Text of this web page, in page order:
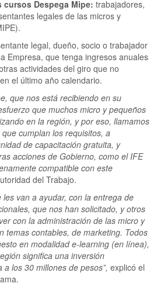
Despega Mipe: trabajadores,
legales de las micros y
legal, dueño, socio o trabajador
Empresa, que tenga ingresos anuales
actividades del giro que no
el último año calendario.
que nos está recibiendo en su
que muchos micro y pequeños
en la región, y por eso, llamamos
cumplan los requisitos, a
de capacitación gratuita, y
acciones de Gobierno, como el IFE
compatible con este
del Trabajo.
les van a ayudar, con la entrega de
que nos han solicitado, y otros
con la administración de las micro y
temas contables, de marketing. Todos
en modalidad e-learning (en línea),
significa una inversión
los 30 millones de pesos”, explicó el